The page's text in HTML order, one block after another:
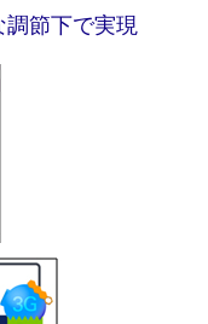
）
調節下で実現